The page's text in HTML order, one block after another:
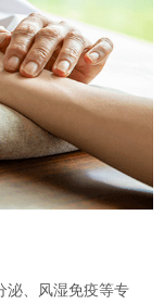
泌、风湿免疫等专